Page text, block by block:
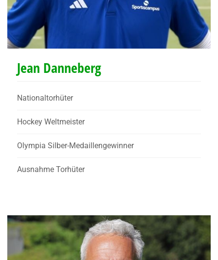
Jean Danneberg
Nationaltorhüter
Hockey Weltmeister
Olympia Silber-Medaillengewinner
Ausnahme Torhüter